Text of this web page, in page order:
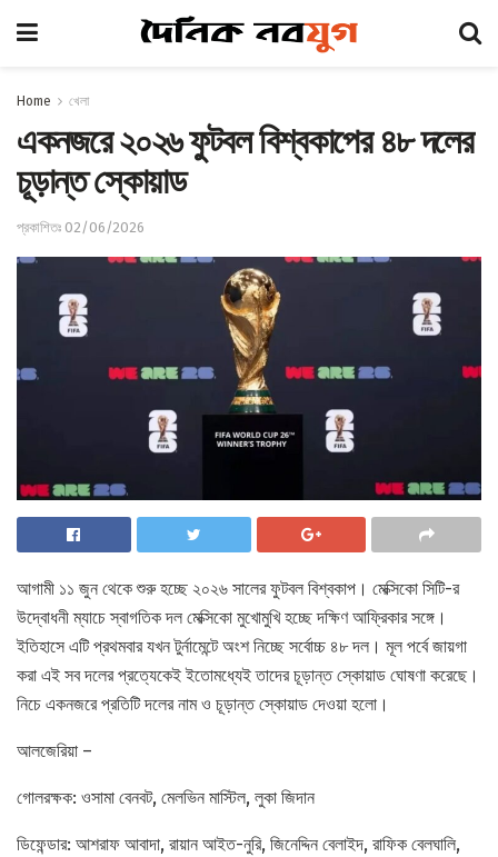
Home খেলা
একনজরে ২০২৬ ফুটবল বিশ্বকাপের ৪৮ দলের
চূড়ান্ত স্কোয়াড
প্রকাশিতঃ 02/06/2026
আগামী ১১ জুন থেকে শুরু হচ্ছে ২০২৬ সালের ফুটবল বিশ্বকাপ। মেক্সিকো সিটি-র
উদ্বোধনী ম্যাচে স্বাগতিক দল মেক্সিকো মুখোমুখি হচ্ছে দক্ষিণ আফ্রিকার সঙ্গে।
ইতিহাসে এটি প্রথমবার যখন টুর্নামেন্টে অংশ নিচ্ছে সর্বোচ্চ ৪৮ দল। মূল পর্বে জায়গা
করা এই সব দলের প্রত্যেকেই ইতোমধ্যেই তাদের চূড়ান্ত স্কোয়াড ঘোষণা করেছে।
নিচে একনজরে প্রতিটি দলের নাম ও চূড়ান্ত স্কোয়াড দেওয়া হলো।
আলজেরিয়া –
গোলরক্ষক: ওসামা বেনবট, মেলভিন মাস্টিল, লুকা জিদান
ডিফেন্ডার: আশরাফ আবাদা, রায়ান আইত-নুরি, জিনেদ্দিন বেলাইদ, রাফিক বেলঘালি,